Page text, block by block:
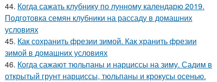
44. Когда сажать клубнику по лунному календарю 2019.
Подготовка семян клубники на рассаду в домашних
условиях
45. Как сохранить фрезии зимой. Как хранить фрезии
зимой в домашних условиях
46. Когда сажают тюльпаны и нарциссы на зиму. Садим в
открытый грунт нарциссы, тюльпаны и крокусы осенью.